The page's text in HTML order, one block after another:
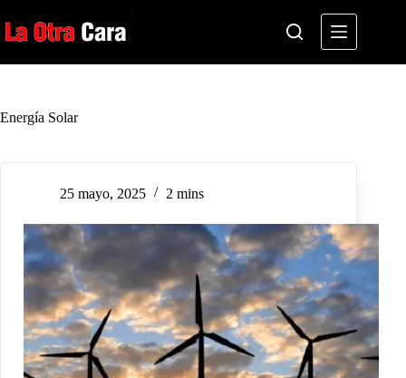
al
contenido
Energía Solar
25 mayo, 2025 2 mins